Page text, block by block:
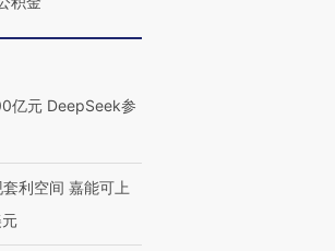
亿元 DeepSeek参
利空间 嘉能可上